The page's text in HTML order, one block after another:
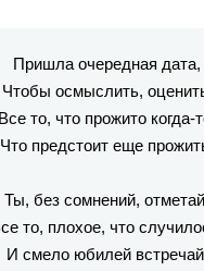
Пришла очередная дата,
Чтобы осмыслить,
Все то, что прожито когда-
Что предстоит еще
Ты, без сомнений,
то, плохое, что
И смело юбилей